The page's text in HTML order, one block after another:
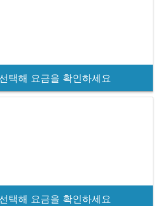
택해 요금을 확인하세요
택해 요금을 확인하세요